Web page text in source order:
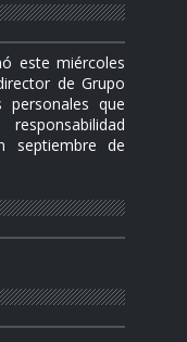
este miércoles
de Grupo
personales que
septiembre de